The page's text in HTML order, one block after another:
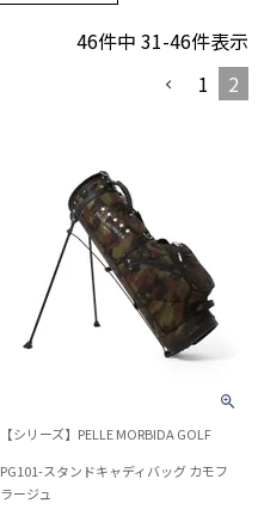
46件中 31-46件表示
1
2
【シリーズ】PELLE MORBIDA GOLF
PG101-スタンドキャディバッグ カモフ
ラージュ